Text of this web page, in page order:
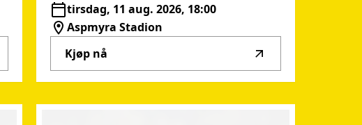
tirsdag, 11 aug. 2026, 18:00
Aspmyra Stadion
Kjøp nå